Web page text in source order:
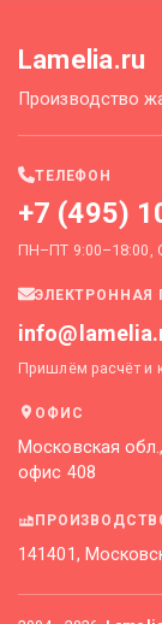
Lamelia.ru
Производство
ТЕЛЕФОН
+7 (495)
ПН–ПТ 9:00–18:00,
ЭЛЕКТРОННАЯ
Пришлём расчёт и
ОФИС
Московская
офис 408
141401,